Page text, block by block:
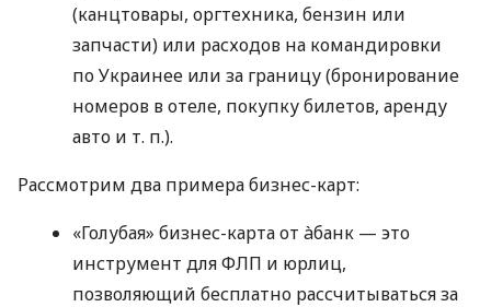
(канцтовары, оргтехника, бензин или
запчасти) или расходов на командировки
по Украинее или за границу (бронирование
номеров в отеле, покупку билетов, аренду
авто и т. п.).
Рассмотрим два примера бизнес-карт:
«Голубая» бизнес-карта от àбанк — это
инструмент для ФЛП и юрлиц,
позволяющий бесплатно рассчитываться за